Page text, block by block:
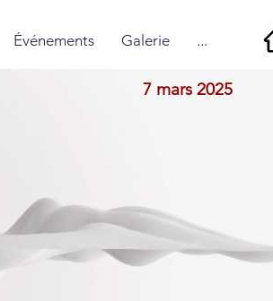
Événements Galerie ...
7 mars 2025